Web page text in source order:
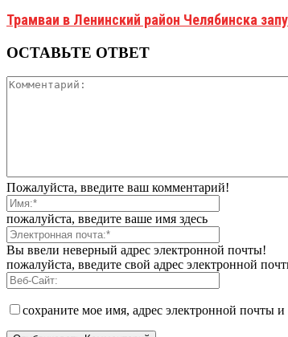
Трамваи в Ленинский район Челябинска
ОСТАВЬТЕ ОТВЕТ
Пожалуйста, введите ваш комментарий!
пожалуйста, введите ваше имя здесь
Вы ввели неверный адрес электронной почты!
пожалуйста, введите свой адрес электронной
сохраните мое имя, адрес электронной почты